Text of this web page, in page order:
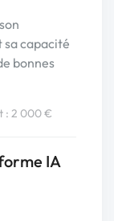
sa capacité
bonnes
: 2 000 €
IA